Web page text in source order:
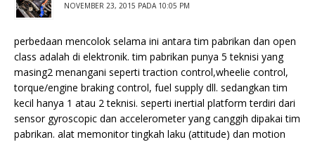
NOVEMBER 23, 2015 PADA 10:05 PM
perbedaan mencolok selama ini antara tim pabrikan dan open
class adalah di elektronik. tim pabrikan punya 5 teknisi yang
masing2 menangani seperti traction control,wheelie control,
torque/engine braking control, fuel supply dll. sedangkan tim
kecil hanya 1 atau 2 teknisi. seperti inertial platform terdiri dari
sensor gyroscopic dan accelerometer yang canggih dipakai tim
pabrikan. alat memonitor tingkah laku (attitude) dan motion